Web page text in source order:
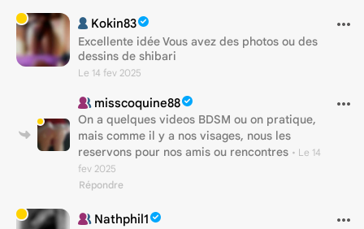
Kokin83
Excellente idée Vous avez des photos ou des
dessins de shibari
Le 14 fev 2025
misscoquine88
On a quelques videos BDSM ou on pratique,
mais comme il y a nos visages, nous les
reservons pour nos amis ou rencontres • Le 14
fev 2025
Répondre
Nathphil1